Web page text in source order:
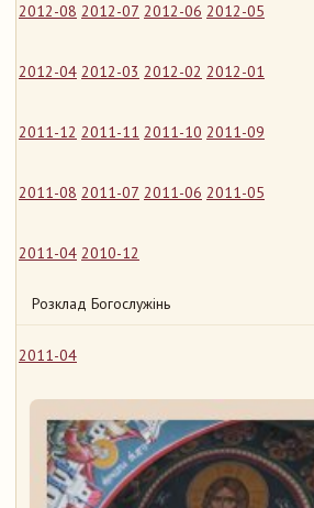
2012-08 2012-07 2012-06 2012-05
2012-04 2012-03 2012-02 2012-01
2011-12 2011-11 2011-10 2011-09
2011-08 2011-07 2011-06 2011-05
2011-04 2010-12
Розклад Богослужінь
2011-04